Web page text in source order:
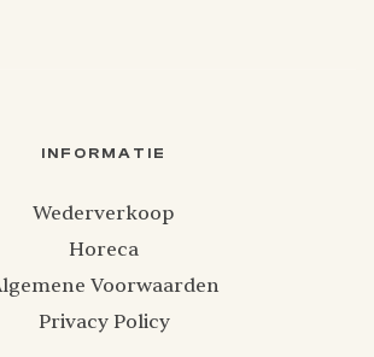
INFORMATIE
Wederverkoop
Horeca
Voorwaarden
Privacy Policy